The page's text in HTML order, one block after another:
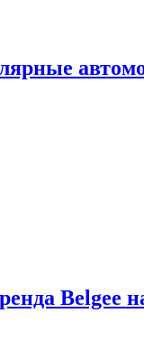
Belgee